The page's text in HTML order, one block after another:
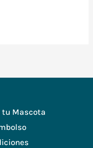
tu Mascota